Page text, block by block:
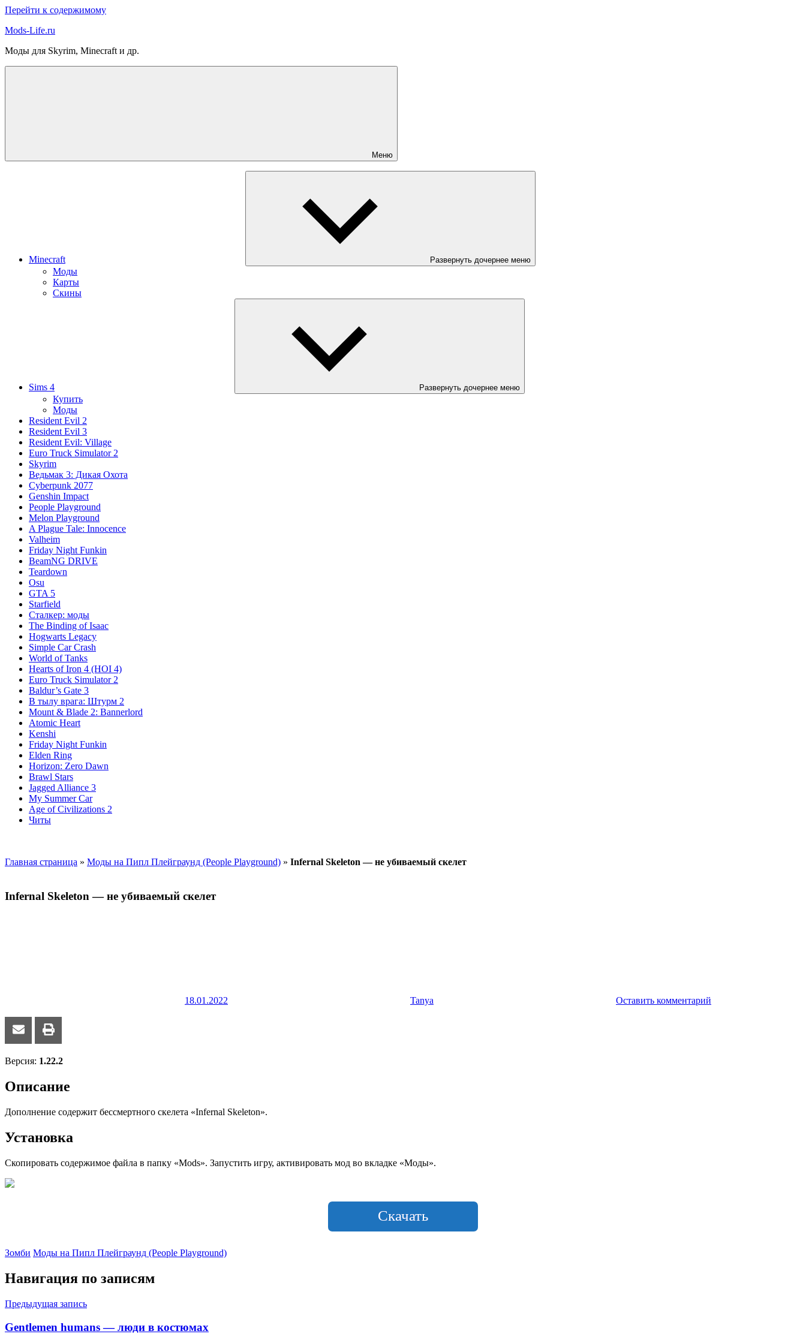
Перейти к содержимому
Mods-Life.ru
Моды для Skyrim, Minecraft и др.
Меню
Minecraft Развернуть дочернее меню
Моды
Карты
Скины
Sims 4 Развернуть дочернее меню
Купить
Моды
Resident Evil 2
Resident Evil 3
Resident Evil: Village
Euro Truck Simulator 2
Skyrim
Ведьмак 3: Дикая Охота
Cyberpunk 2077
Genshin Impact
People Playground
Melon Playground
A Plague Tale: Innocence
Valheim
Friday Night Funkin
BeamNG DRIVE
Teardown
Osu
GTA 5
Starfield
Сталкер: моды
The Binding of Isaac
Hogwarts Legacy
Simple Car Crash
World of Tanks
Hearts of Iron 4 (HOI 4)
Euro Truck Simulator 2
Baldur’s Gate 3
В тылу врага: Штурм 2
Mount & Blade 2: Bannerlord
Atomic Heart
Kenshi
Friday Night Funkin
Elden Ring
Horizon: Zero Dawn
Brawl Stars
Jagged Alliance 3
My Summer Car
Age of Civilizations 2
Читы
Главная страница » Моды на Пипл Плейграунд (People Playground) » Infernal Skeleton — не убиваемый скелет
Infernal Skeleton — не убиваемый скелет
18.01.2022 Tanya Оставить комментарий
Версия: 1.22.2
Описание
Дополнение содержит бессмертного скелета «Infernal Skeleton».
Установка
Скопировать содержимое файла в папку «Mods». Запустить игру, активировать мод во вкладке «Моды».
Скачать
Зомби Моды на Пипл Плейграунд (People Playground)
Навигация по записям
Предыдущая запись
Gentlemen humans — люди в костюмах